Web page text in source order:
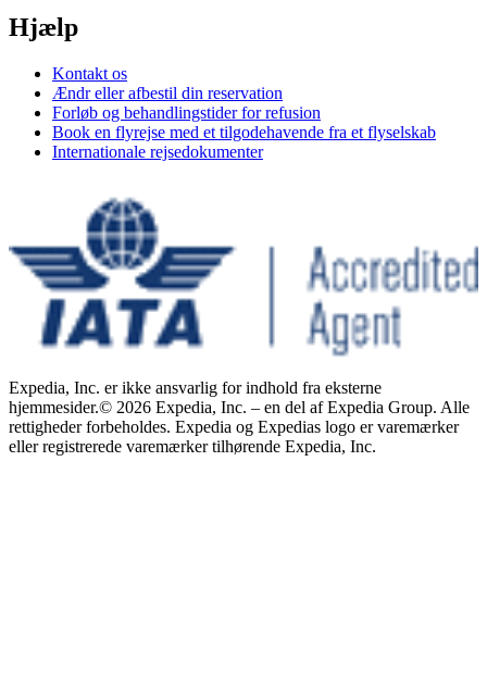
Hjælp
Kontakt os
Ændr eller afbestil din reservation
Forløb og behandlingstider for refusion
Book en flyrejse med et tilgodehavende fra et flyselskab
Internationale rejsedokumenter
Expedia, Inc. er ikke ansvarlig for indhold fra eksterne
hjemmesider.© 2026 Expedia, Inc. – en del af Expedia Group. Alle
rettigheder forbeholdes. Expedia og Expedias logo er varemærker
eller registrerede varemærker tilhørende Expedia, Inc.